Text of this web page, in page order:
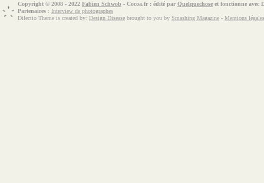
Copyright © 2008 - 2022 Fabien Schwob - Cocoa.fr : édité par Quelquechose et fonctionne avec
Partenaires : Interview de photographes
Dilectio Theme is created by: Design Disease brought to you by Smashing Magazine - Mentions légales